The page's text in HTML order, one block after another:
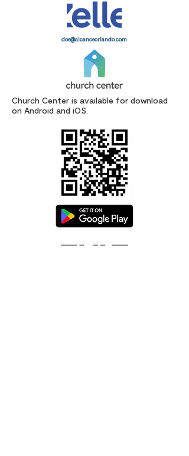
doe@alcanceorlando.com
Church Center is available for download
on Android and iOS.